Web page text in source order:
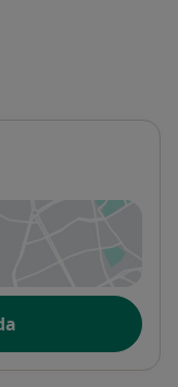
una nuova scheda